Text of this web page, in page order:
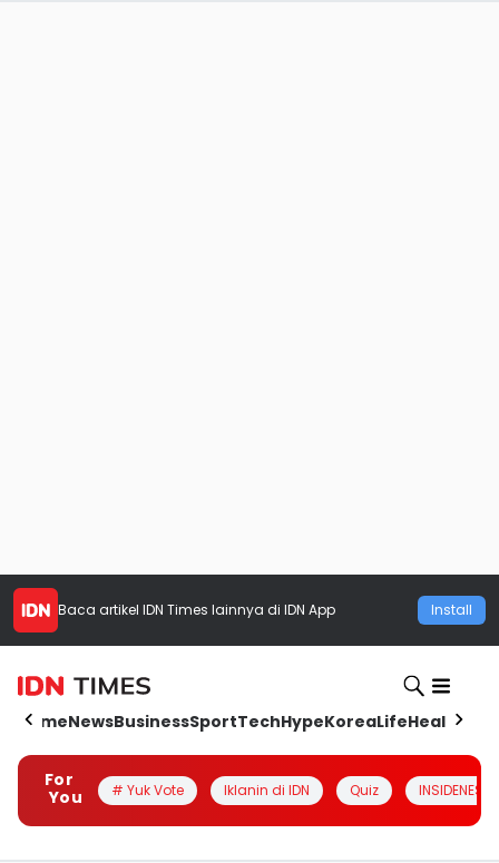
Baca artikel IDN Times lainnya di IDN App Install
HomeNewsBusinessSportTechHypeKoreaLifeHealth
For
You
# Yuk Vote Iklanin di IDN Quiz INSIDENESIA